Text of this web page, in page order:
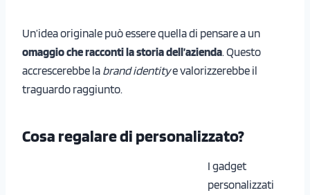
Un’idea originale può essere quella di pensare a un
omaggio che racconti la storia dell’azienda. Questo
accrescerebbe la brand identitye valorizzerebbe il
traguardo raggiunto.
Cosa regalare di personalizzato?
I gadget
personalizzati